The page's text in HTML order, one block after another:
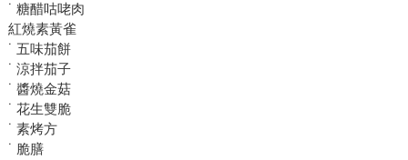
˙ 糖醋咕咾肉
紅燒素黃雀
˙ 五味茄餅
˙ 涼拌茄子
˙ 醬燒金菇
˙ 花生雙脆
˙ 素烤方
˙ 脆膳